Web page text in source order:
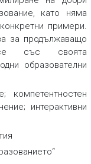
като няма
примери.
за продължаващо
се със своята
образователни
компетентностен
интерактивни